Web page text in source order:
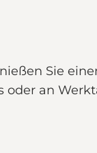
Sie
oder an